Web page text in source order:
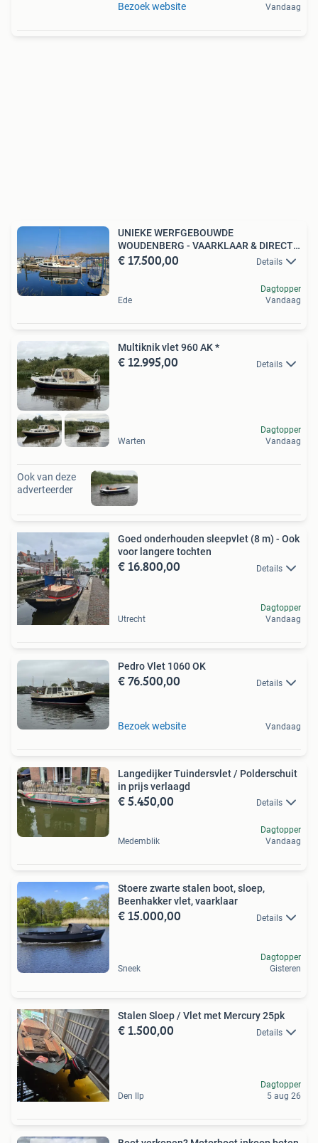
Bezoek website
Vandaag
UNIEKE WERFGEBOUWDE
WOUDENBERG - VAARKLAAR & DIRECT
GENIETEN
€ 17.500,00 Details
Ede
Dagtopper
Vandaag
Multiknik vlet 960 AK *
€ 12.995,00 Details
Warten
Dagtopper
Vandaag
Ook van deze
adverteerder
Goed onderhouden sleepvlet (8 m) - Ook
voor langere tochten
€ 16.800,00 Details
Utrecht
Dagtopper
Vandaag
Pedro Vlet 1060 OK
€ 76.500,00 Details
Bezoek website Vandaag
Langedijker Tuindersvlet / Polderschuit
in prijs verlaagd
€ 5.450,00 Details
Medemblik
Dagtopper
Vandaag
Stoere zwarte stalen boot, sloep,
Beenhakker vlet, vaarklaar
€ 15.000,00 Details
Sneek
Dagtopper
Gisteren
Stalen Sloep / Vlet met Mercury 25pk
€ 1.500,00 Details
Den Ilp
Dagtopper
5 aug 26